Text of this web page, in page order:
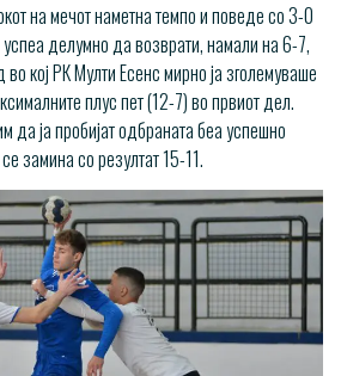
на мечот наметна темпо и поведе со 3-0
делумно да возврати, намали на 6-7,
кој РК Мулти Есенс мирно ја зголемуваше
плус пет (12-7) во првиот дел.
да ја пробијат одбраната беа успешно
замина со резултат 15-11.